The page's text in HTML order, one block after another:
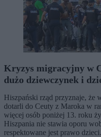
Kryzys migracyjny w
dużo dziewczynek i
Hiszpański rząd przyznaje, że
dotarli do Ceuty z Maroka w
więcej osób poniżej 13. roku
Hiszpania nie stawia oporu
respektowane jest prawo dzieci.